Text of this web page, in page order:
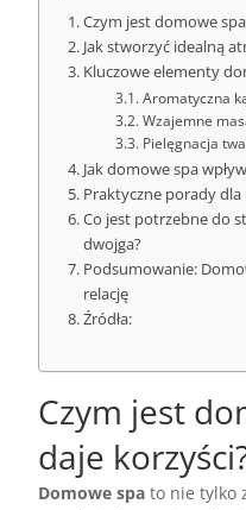
Czym jest domowe
Jak stworzyć idealną
Kluczowe elementy
Aromatyczna
Wzajemne
Pielęgnacja
Jak domowe spa
Praktyczne porady
Co jest potrzebne do
dwojga?
Podsumowanie:
relację
Źródła:
Czym jest
daje
Domowe spa to nie tylko